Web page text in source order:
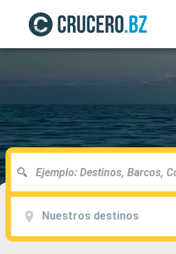
Nuestros destinos